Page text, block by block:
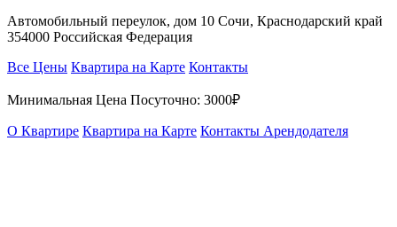
Автомобильный переулок, дом 10 Сочи, Краснодарский край
354000 Российская Федерация
Все Цены Квартира на Карте Контакты
Минимальная Цена Посуточно: 3000₽
О Квартире Квартира на Карте Контакты Арендодателя